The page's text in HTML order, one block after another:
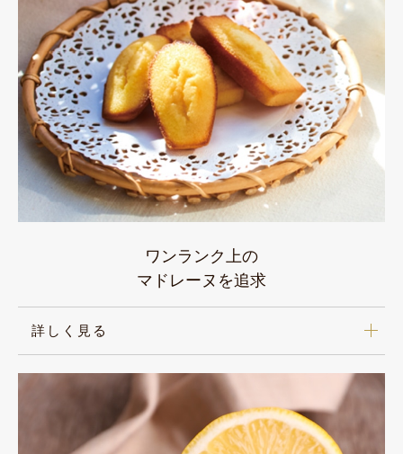
ワンランク上の
マドレーヌを追求
詳しく見る